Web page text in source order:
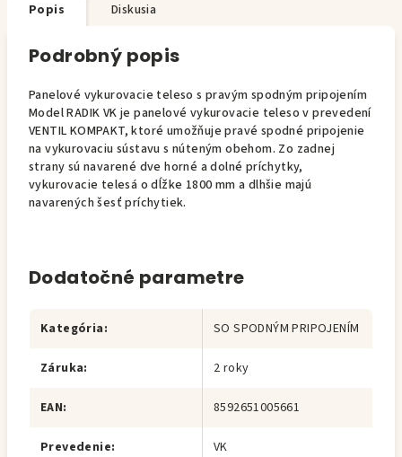
Popis Diskusia
Podrobný popis
Panelové vykurovacie teleso s pravým spodným pripojením
Model RADIK VK je panelové vykurovacie teleso v prevedení
VENTIL KOMPAKT, ktoré umožňuje pravé spodné pripojenie
na vykurovaciu sústavu s núteným obehom. Zo zadnej
strany sú navarené dve horné a dolné príchytky,
vykurovacie telesá o dĺžke 1800 mm a dlhšie majú
navarených šesť príchytiek.
Dodatočné parametre
Kategória: SO SPODNÝM PRIPOJENÍM
Záruka: 2 roky
EAN: 8592651005661
Prevedenie: VK